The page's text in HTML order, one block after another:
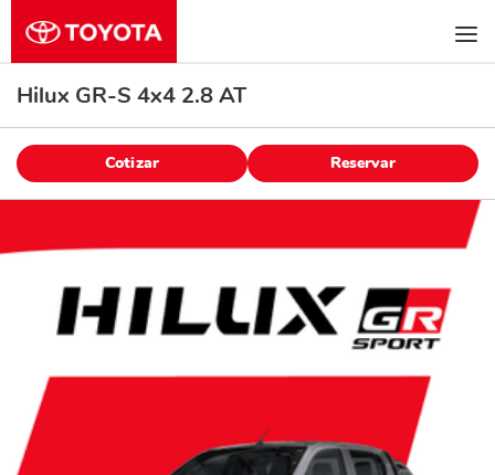
Hilux GR-S 4x4 2.8 AT
Cotizar Reservar